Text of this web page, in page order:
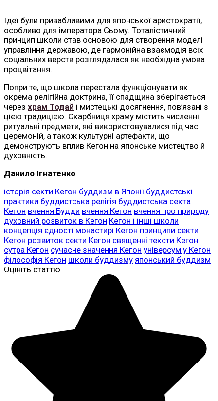
Ідеї були привабливими для японської аристократії,
особливо для імператора Сьому. Тоталістичний
принцип школи став основою для створення моделі
управління державою, де гармонійна взаємодія всіх
соціальних верств розглядалася як необхідна умова
процвітання.
Попри те, що школа перестала функціонувати як
окрема релігійна доктрина, її спадщина зберігається
через храм Тодай і мистецькі досягнення, пов’язані з
цією традицією. Скарбниця храму містить численні
ритуальні предмети, які використовувалися під час
церемоній, а також культурні артефакти, що
демонструють вплив Кегон на японське мистецтво й
духовність.
Данило Ігнатенко
історія секти Кегон буддизм в Японії буддистські
практики буддистська релігія буддистська секта
Кегон вчення Будди вчення Кегон вчення про природу
духовний розвиток в Кегон Кегон і інші школи
концепція єдності монастирі Кегон принципи секти
Кегон розвиток секти Кегон священні тексти Кегон
сутра Кегон сучасне значення Кегон універсум у Кегон
філософія Кегон школи буддизму японський буддизм
Оцініть статтю